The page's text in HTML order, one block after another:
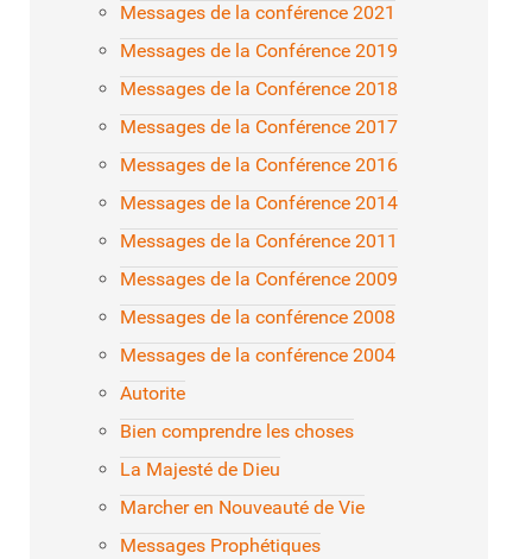
Messages de la conférence 2021
Messages de la Conférence 2019
Messages de la Conférence 2018
Messages de la Conférence 2017
Messages de la Conférence 2016
Messages de la Conférence 2014
Messages de la Conférence 2011
Messages de la Conférence 2009
Messages de la conférence 2008
Messages de la conférence 2004
Autorite
Bien comprendre les choses
La Majesté de Dieu
Marcher en Nouveauté de Vie
Messages Prophétiques